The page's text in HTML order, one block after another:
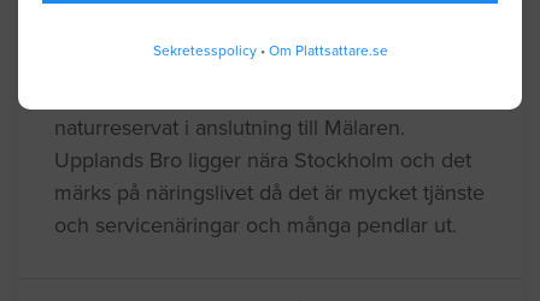
Sekretesspolicy• Om Plattsattare.se
Mälaren i Uppland och har ca 22700
naturreservat i anslutning till Mälaren.
Upplands Bro ligger nära Stockholm och det
märks på näringslivet då det är mycket tjänste
och servicenäringar och många pendlar ut.